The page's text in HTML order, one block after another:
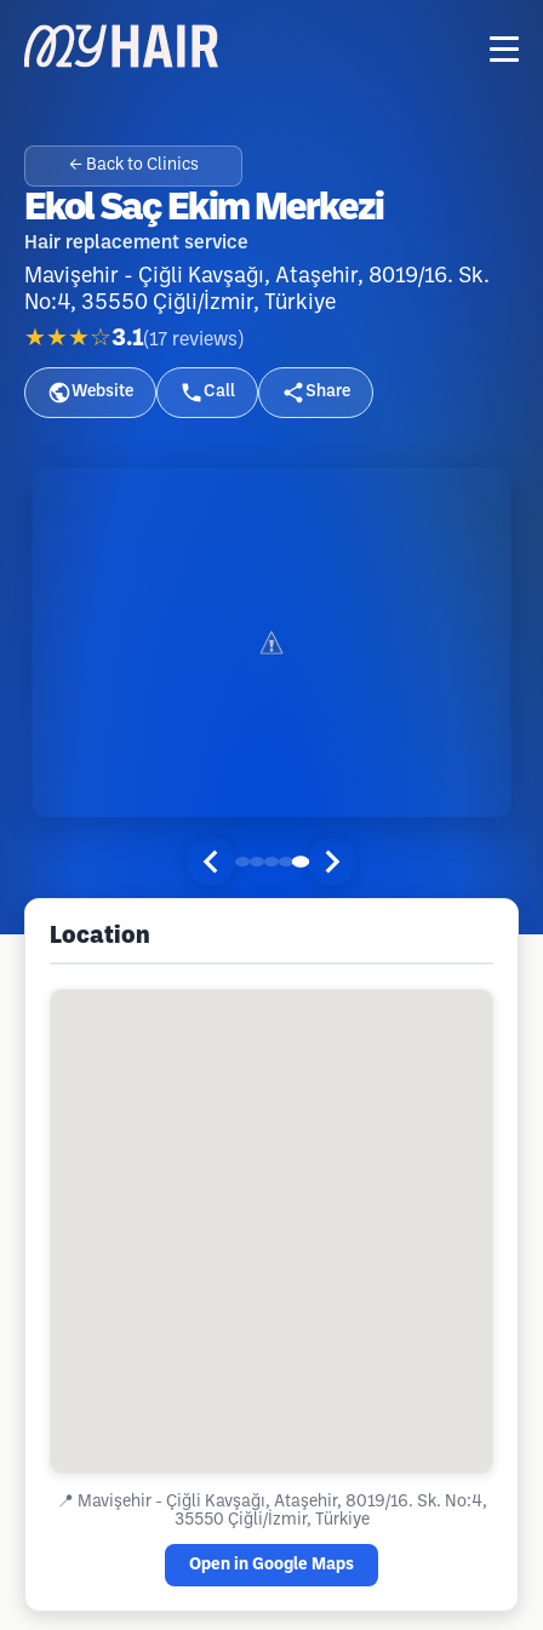
← Back to Clinics
Ekol Saç Ekim Merkezi
Hair replacement service
Mavişehir - Çiğli Kavşağı, Ataşehir, 8019/16. Sk.
No:4, 35550 Çiğli/İzmir, Türkiye
★★★☆3.1(17 reviews )
Website Call Share
Location
📍 Mavişehir - Çiğli Kavşağı, Ataşehir, 8019/16. Sk. No:4,
35550 Çiğli/İzmir, Türkiye
Open in Google Maps